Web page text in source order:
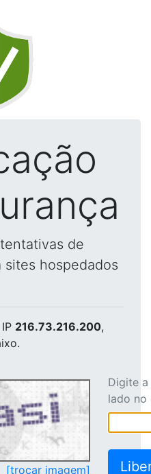
de
sites hospedados
216.73.216.200,
[trocar imagem]
Digite
lado no